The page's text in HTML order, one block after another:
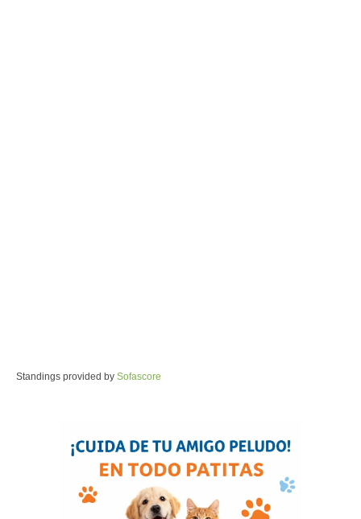
Standings provided by Sofascore